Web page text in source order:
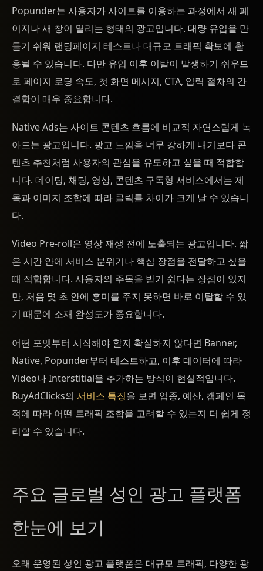
Popunder는 사용자가 사이트를 이용하는 과정에서 새 페
이지나 새 창이 열리는 형태의 광고입니다. 대량 유입을 만
들기 쉬워 랜딩페이지 테스트나 대규모 트래픽 확보에 활
용될 수 있습니다. 다만 유입 이후 이탈이 발생하기 쉬우므
로 페이지 로딩 속도, 첫 화면 메시지, CTA, 입력 절차의 간
결함이 매우 중요합니다.
Native Ads는 사이트 콘텐츠 흐름에 비교적 자연스럽게 녹
아드는 광고입니다. 광고 느낌을 너무 강하게 내기보다 콘
텐츠 추천처럼 사용자의 관심을 유도하고 싶을 때 적합합
니다. 데이팅, 채팅, 영상, 콘텐츠 구독형 서비스에서는 제
목과 이미지 조합에 따라 클릭률 차이가 크게 날 수 있습니
다.
Video Pre-roll은 영상 재생 전에 노출되는 광고입니다. 짧
은 시간 안에 서비스 분위기나 핵심 장점을 전달하고 싶을
때 적합합니다. 사용자의 주목을 받기 쉽다는 장점이 있지
만, 처음 몇 초 안에 흥미를 주지 못하면 바로 이탈할 수 있
기 때문에 소재 완성도가 중요합니다.
어떤 포맷부터 시작해야 할지 확실하지 않다면 Banner,
Native, Popunder부터 테스트하고, 이후 데이터에 따라
Video나 Interstitial을 추가하는 방식이 현실적입니다.
BuyAdClicks의 서비스 특징을 보면 업종, 예산, 캠페인 목
적에 따라 어떤 트래픽 조합을 고려할 수 있는지 더 쉽게 정
리할 수 있습니다.
주요 글로벌 성인 광고 플랫폼
한눈에 보기
오래 운영된 성인 광고 플랫폼은 대규모 트래픽, 다양한 광